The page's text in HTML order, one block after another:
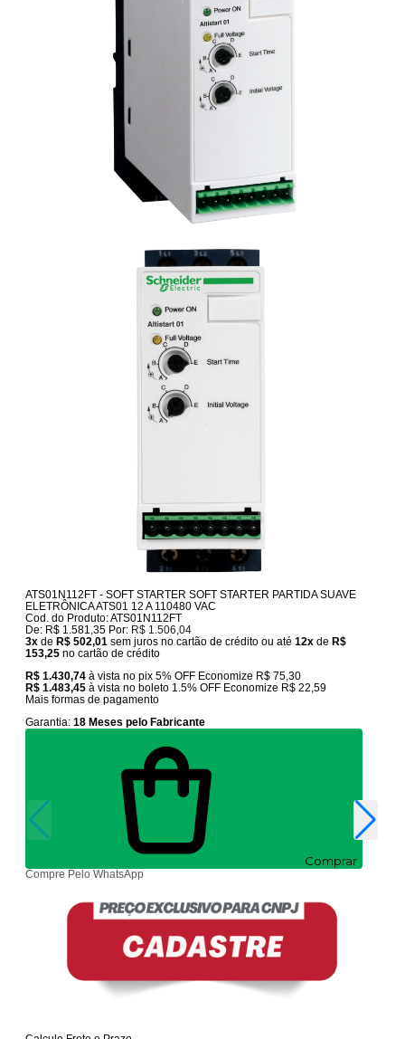
ATS01N112FT - SOFT STARTER SOFT STARTER PARTIDA SUAVE
ELETRÔNICA ATS01 12 A 110480 VAC
Cod. do Produto: ATS01N112FT
De: R$ 1.581,35 Por: R$ 1.506,04
3x de R$ 502,01 sem juros no cartão de crédito ou até12x de R$
153,25 no cartão de crédito
R$ 1.430,74à vista no pix5% OFF Economize R$ 75,30
R$ 1.483,45à vista no boleto 1.5% OFF Economize R$ 22,59
Mais formas de pagamento
Garantia:18 Meses pelo Fabricante
Comprar
Compre Pelo WhatsApp